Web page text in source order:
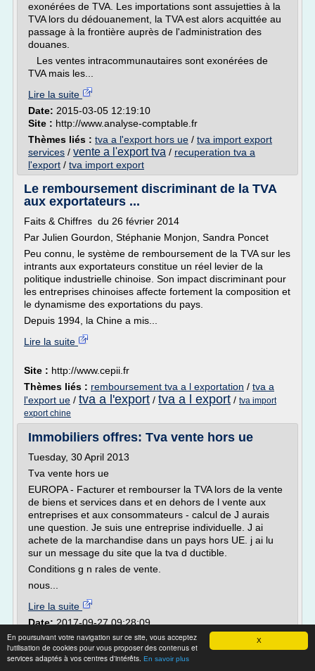
X
En poursuivant votre navigation sur ce site, vous acceptez
l'utilisation de cookies pour vous proposer des contenus et
services adaptés à vos centres d'intérêts. En savoir plus
exonérées de TVA. Les importations sont assujetties à la
TVA lors du dédouanement, la TVA est alors acquittée au
passage à la frontière auprès de l'administration des
douanes.
Les ventes intracommunautaires sont exonérées de
TVA mais les...
Lire la suite
Date: 2015-03-05 12:19:10
Site : http://www.analyse-comptable.fr
Thèmes liés : tva a l'export hors ue / tva import export
services / vente a l'export tva / recuperation tva a
l'export / tva import export
Le remboursement discriminant de la TVA
aux exportateurs ...
Faits & Chiffres du 26 février 2014
Par Julien Gourdon, Stéphanie Monjon, Sandra Poncet
Peu connu, le système de remboursement de la TVA sur les
intrants aux exportateurs constitue un réel levier de la
politique industrielle chinoise. Son impact discriminant pour
les entreprises chinoises affecte fortement la composition et
le dynamisme des exportations du pays.
Depuis 1994, la Chine a mis...
Lire la suite
Site : http://www.cepii.fr
Thèmes liés : remboursement tva a l exportation / tva a
l'export ue / tva a l'export / tva a l export / tva import
export chine
Immobiliers offres: Tva vente hors ue
Tuesday, 30 April 2013
Tva vente hors ue
EUROPA - Facturer et rembourser la TVA lors de la vente
de biens et services dans et en dehors de l vente aux
entreprises et aux consommateurs - calcul de J aurais
une question. Je suis une entreprise individuelle. J ai
achete de la marchandise dans un pays hors UE. j ai lu
sur un message du site que la tva d ductible.
Conditions g n rales de vente.
nous...
Lire la suite
Date:2017-09-27 09:28:09
Site :http://immobiliersoffres.blogspot.com
Questions fiscales à l'export | ÎLE-DE-